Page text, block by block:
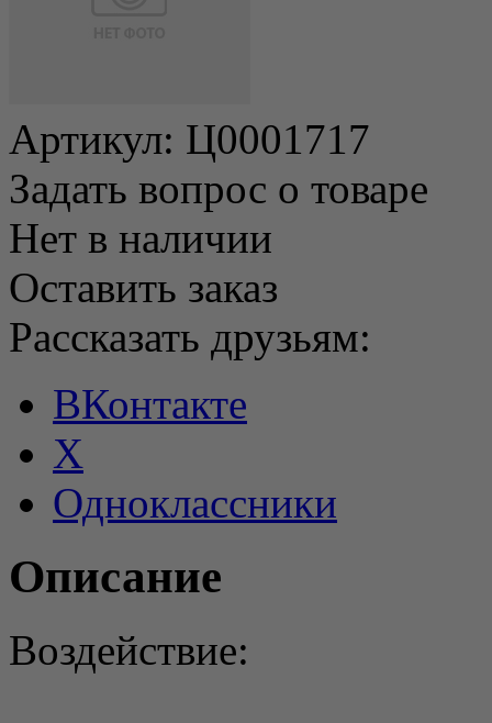
Артикул: Ц0001717
Задать вопрос о товаре
Нет в наличии
Оставить заказ
Рассказать друзьям:
ВКонтакте
X
Одноклассники
Описание
Воздействие: